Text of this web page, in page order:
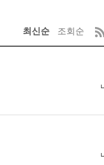
최신순 조회순